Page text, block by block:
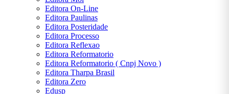
Editora On-Line
Editora Paulinas
Editora Posteridade
Editora Processo
Editora Reflexao
Editora Reformatorio
Editora Reformatorio ( Cnpj Novo )
Editora Tharpa Brasil
Editora Zero
Edusp